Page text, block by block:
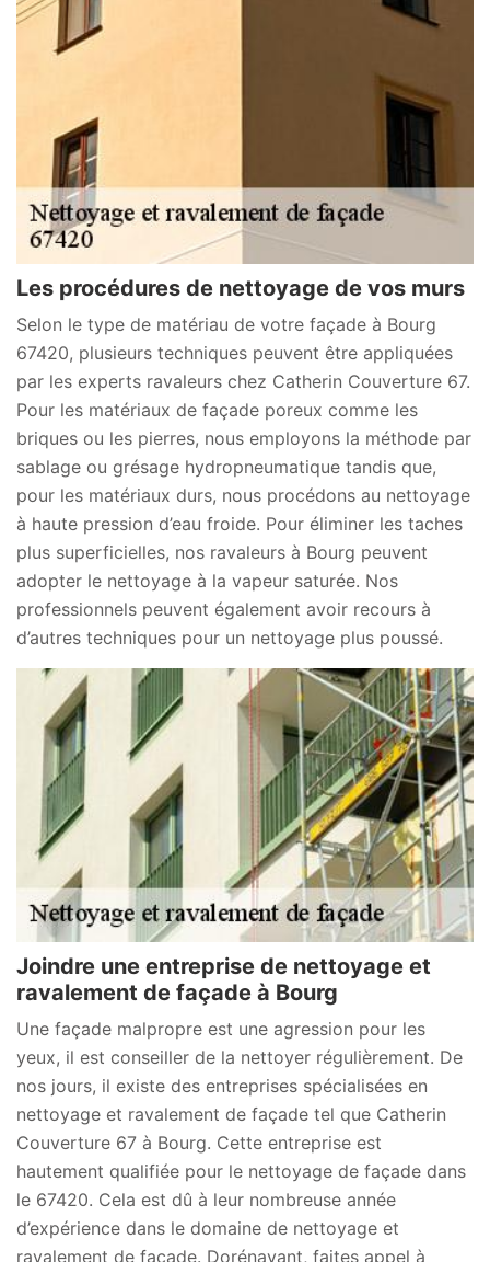
Les procédures de nettoyage de vos murs
Selon le type de matériau de votre façade à Bourg
67420, plusieurs techniques peuvent être appliquées
par les experts ravaleurs chez Catherin Couverture 67.
Pour les matériaux de façade poreux comme les
briques ou les pierres, nous employons la méthode par
sablage ou grésage hydropneumatique tandis que,
pour les matériaux durs, nous procédons au nettoyage
à haute pression d’eau froide. Pour éliminer les taches
plus superficielles, nos ravaleurs à Bourg peuvent
adopter le nettoyage à la vapeur saturée. Nos
professionnels peuvent également avoir recours à
d’autres techniques pour un nettoyage plus poussé.
Joindre une entreprise de nettoyage et
ravalement de façade à Bourg
Une façade malpropre est une agression pour les
yeux, il est conseiller de la nettoyer régulièrement. De
nos jours, il existe des entreprises spécialisées en
nettoyage et ravalement de façade tel que Catherin
Couverture 67 à Bourg. Cette entreprise est
hautement qualifiée pour le nettoyage de façade dans
le 67420. Cela est dû à leur nombreuse année
d’expérience dans le domaine de nettoyage et
ravalement de façade. Dorénavant, faites appel à